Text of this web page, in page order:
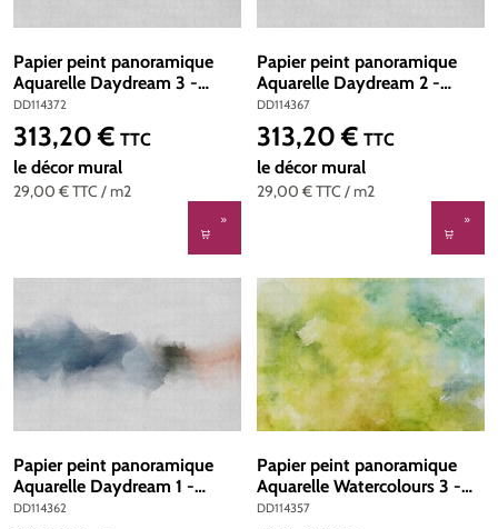
Papier peint panoramique
Aquarelle Daydream 3 -
Référence DD114372 - Intissé
200g/m2 - Standard 400 x
270
DD114372
29,00 €TTC / m2
Prix régulier :
313,20 € TTC
le décor mural
Papier peint panoramique
Aquarelle Daydream 2 -
Référence DD114367 - Intissé
200g/m2 - Standard 400 x
270
DD114367
29,00 €TTC / m2
Prix régulier :
313,20 € TTC
le décor mural
Papier peint panoramique
Aquarelle Daydream 1 -
Référence DD114362 - Intissé
DD114362
Papier peint panoramique
Aquarelle Watercolours 3 -
Référence DD114357 - Intissé
DD114357